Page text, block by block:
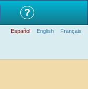
?
Español English Français